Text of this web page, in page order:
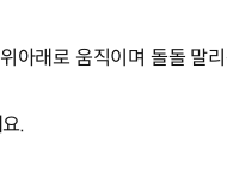
아래로 움직이며 돌돌 말
.